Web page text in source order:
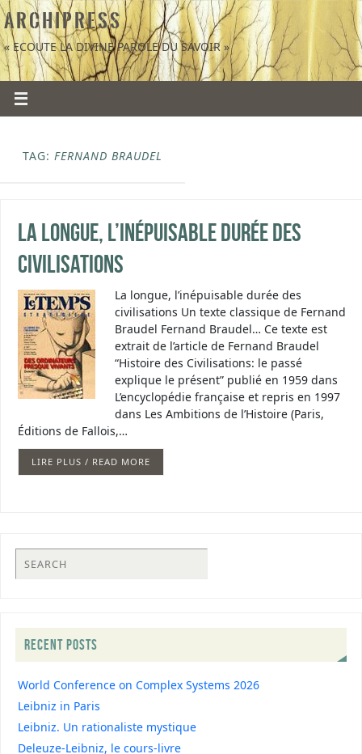
A R C H I P R E S S
« ECOUTE LA DIVINE PAROLE DU SAVOIR »
TAG: FERNAND BRAUDEL
La longue, l’inépuisable durée des
civilisations
La longue, l’inépuisable durée des
civilisations Un texte classique de Fernand
Braudel Fernand Braudel… Ce texte est
extrait de l’article de Fernand Braudel
“Histoire des Civilisations: le passé
explique le présent” publié en 1959 dans
L’encyclopédie française et repris en 1997
dans Les Ambitions de l’Histoire (Paris,
Éditions de Fallois,…
LIRE PLUS / READ MORE
RECENT POSTS
World Conference on Complex Systems 2026
Leibniz in Paris
Leibniz. Un rationaliste mystique
Deleuze-Leibniz, le cours-livre